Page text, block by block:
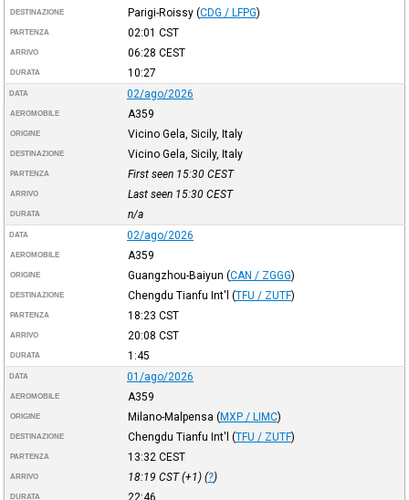
DESTINAZIONE Parigi-Roissy (CDG / LFPG)
PARTENZA 02:01 CST
ARRIVO 06:28 CEST
DURATA 10:27
DATA 02/ago/2026
AEROMOBILE A359
ORIGINE Vicino Gela, Sicily, Italy
DESTINAZIONE Vicino Gela, Sicily, Italy
PARTENZA First seen 15:30 CEST
ARRIVO Last seen 15:30 CEST
DURATA n/a
DATA 02/ago/2026
AEROMOBILE A359
ORIGINE Guangzhou-Baiyun (CAN / ZGGG)
DESTINAZIONE Chengdu Tianfu Int'l (TFU / ZUTF)
PARTENZA 18:23 CST
ARRIVO 20:08 CST
DURATA 1:45
DATA 01/ago/2026
AEROMOBILE A359
ORIGINE Milano-Malpensa (MXP / LIMC)
DESTINAZIONE Chengdu Tianfu Int'l (TFU / ZUTF)
PARTENZA 13:32 CEST
ARRIVO 18:19 CST(+1) (?)
DURATA 22:46